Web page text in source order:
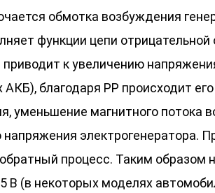
обмотка возбуждения
функции цепи отрицательной
приводит к увеличению
АКБ), благодаря РР происходит
уменьшение магнитного потока
электрогенератора.
процесс. Таким образом
В (в некоторых моделях